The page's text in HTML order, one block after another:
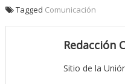
Tagged Comunicación
Redacción
Sitio de la